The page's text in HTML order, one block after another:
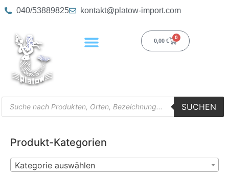
040/53889825 kontakt@platow-import.com
0,00 €
0
SUCHEN
Produkt-Kategorien
Kategorie auswählen